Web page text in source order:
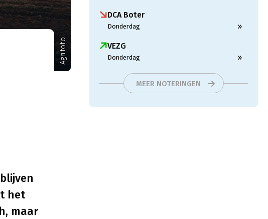
Agrifoto
het
maar
DCA Boter
Donderdag »
VEZG
Donderdag »
MEER NOTERINGEN